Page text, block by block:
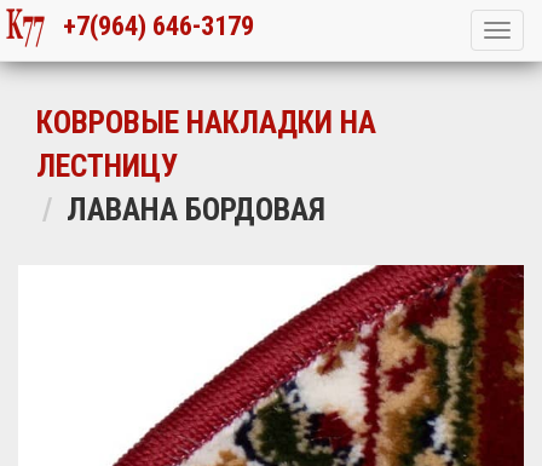
+7(964) 646-3179
КОВРОВЫЕ НАКЛАДКИ НА
ЛЕСТНИЦУ
ЛАВАНА БОРДОВАЯ